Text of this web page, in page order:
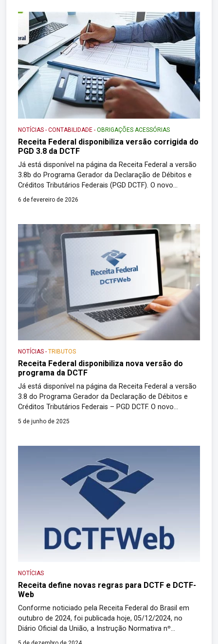
obrigadas as pessoas jurídicas […]
NOTÍCIAS -CONTABILIDADE -OBRIGAÇÕES ACESSÓRIAS
Receita Federal disponibiliza versão corrigida do
PGD 3.8 da DCTF
Já está disponível na página da Receita Federal a versão
3.8b do Programa Gerador da Declaração de Débitos e
Créditos Tributários Federais (PGD DCTF). O novo
programa deve ser utilizado para o preenchimento da
extinção, fusão, cisão ou […]
6 de fevereiro de 2026
NOTÍCIAS -TRIBUTOS
Receita Federal disponibiliza nova versão do
programa da DCTF
Já está disponível na página da Receita Federal a versão
3.8 do Programa Gerador da Declaração de Débitos e
Créditos Tributários Federais – PGD DCTF. O novo
programa deve ser utilizado para o preenchimento da
DCTF, original ou retificadora, inclusive da declaração a
extinção, fusão, cisão […]
5 de junho de 2025
NOTÍCIAS
Receita define novas regras para DCTF e DCTF-
Web
Conforme noticiado pela Receita Federal do Brasil em
outubro de 2024, foi publicada hoje, 05/12/2024, no
Diário Oficial da União, a Instrução Normativa nº
2.237/2024, que define a consolidação da DCTF